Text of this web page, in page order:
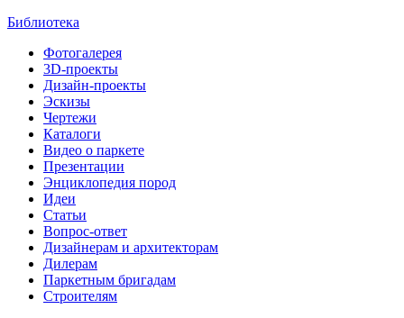
Библиотека
Фотогалерея
3D-проекты
Дизайн-проекты
Эскизы
Чертежи
Каталоги
Видео о паркете
Презентации
Энциклопедия пород
Идеи
Статьи
Вопрос-ответ
Дизайнерам и архитекторам
Дилерам
Паркетным бригадам
Строителям